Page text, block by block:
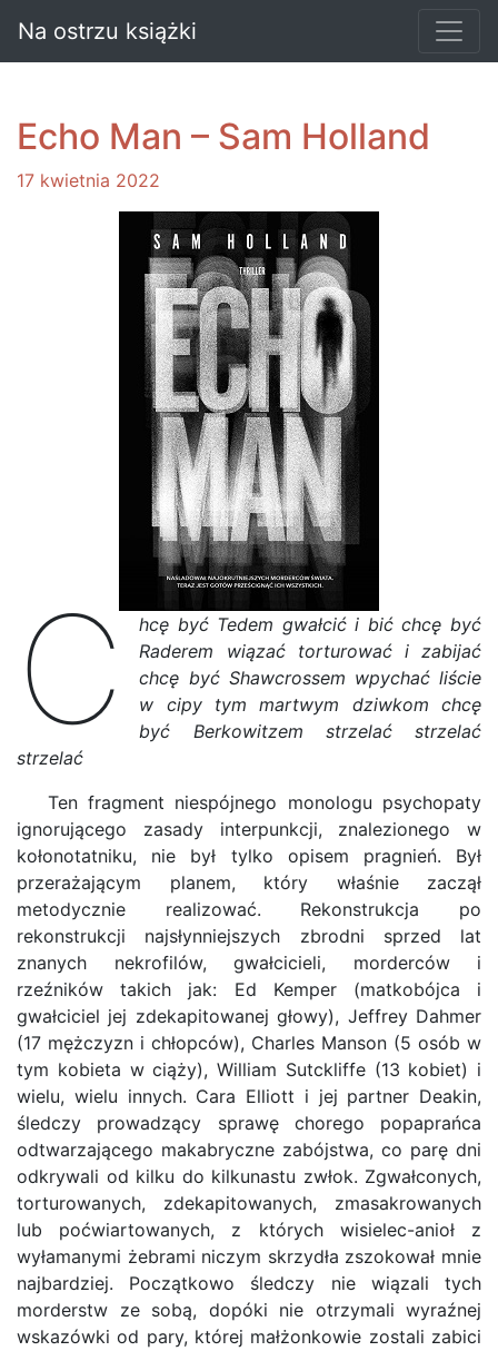
Na ostrzu książki
Echo Man – Sam Holland
17 kwietnia 2022
c
hcę być Tedem gwałcić i bić chcę być
Raderem wiązać torturować i zabijać
chcę być Shawcrossem wpychać liście
w cipy tym martwym dziwkom chcę
być Berkowitzem strzelać strzelać
strzelać
Ten fragment niespójnego monologu psychopaty
ignorującego zasady interpunkcji, znalezionego w
kołonotatniku, nie był tylko opisem pragnień. Był
przerażającym planem, który właśnie zaczął
metodycznie realizować. Rekonstrukcja po
rekonstrukcji najsłynniejszych zbrodni sprzed lat
znanych nekrofilów, gwałcicieli, morderców i
rzeźników takich jak: Ed Kemper (matkobójca i
gwałciciel jej zdekapitowanej głowy), Jeffrey Dahmer
(17 mężczyzn i chłopców), Charles Manson (5 osób w
tym kobieta w ciąży), William Sutckliffe (13 kobiet) i
wielu, wielu innych. Cara Elliott i jej partner Deakin,
śledczy prowadzący sprawę chorego popaprańca
odtwarzającego makabryczne zabójstwa, co parę dni
odkrywali od kilku do kilkunastu zwłok. Zgwałconych,
torturowanych, zdekapitowanych, zmasakrowanych
lub poćwiartowanych, z których wisielec-anioł z
wyłamanymi żebrami niczym skrzydła zszokował mnie
najbardziej. Początkowo śledczy nie wiązali tych
morderstw ze sobą, dopóki nie otrzymali wyraźnej
wskazówki od pary, której małżonkowie zostali zabici